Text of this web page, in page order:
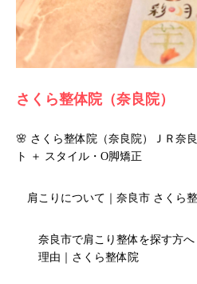
さくら整体院（奈良院）
🌸 さくら整体院（奈良院）ＪＲ奈
ト ＋ スタイル・O脚矯正
肩こりについて｜奈良市 さくら
奈良市で肩こり整体を探す方
理由｜さくら整体院